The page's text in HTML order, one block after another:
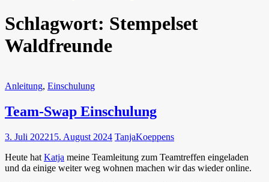
Schlagwort: Stempelset
Waldfreunde
Anleitung, Einschulung
Team-Swap Einschulung
3. Juli 202215. August 2024 TanjaKoeppens
Heute hat Katja meine Teamleitung zum Teamtreffen eingeladen
und da einige weiter weg wohnen machen wir das wieder online.